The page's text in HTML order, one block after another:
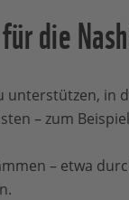
die
unterstützen, in
– zum
– etwa